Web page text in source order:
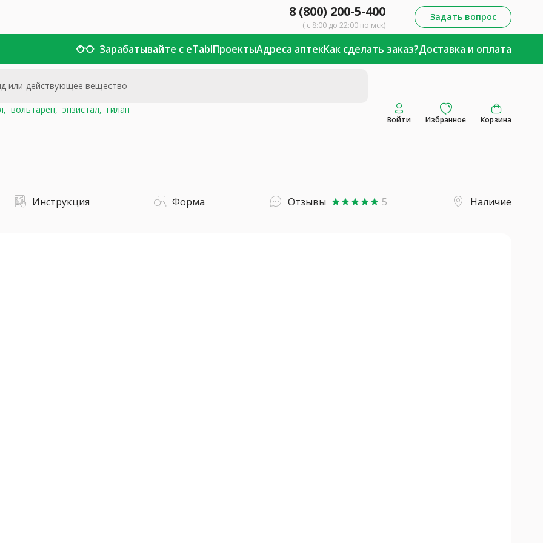
8 (800) 200-5-400
( с 8:00 до 22:00 по мск)
Задать вопрос
Зарабатывайте с eTablПроектыАдреса аптекКак сделать заказ?Доставка и оплата
вольтарен, энзистал, гилан
Войти Избранное Корзина
Инструкция Форма Отзывы starstarstarstarstar 5 Наличие